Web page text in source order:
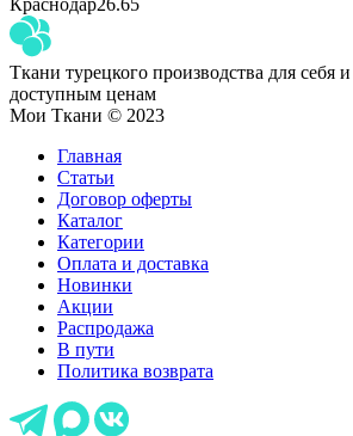
Краснодар26.65
Ткани турецкого производства для себя
доступным ценам
Мои Ткани © 2023
Главная
Статьи
Договор оферты
Каталог
Категории
Оплата и доставка
Новинки
Акции
Распродажа
В пути
Политика возврата